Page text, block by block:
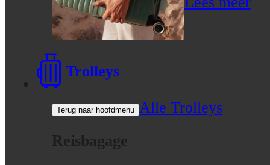
Trolleys
Terug naar hoofdmenu Alle Trolleys
Reisbagage